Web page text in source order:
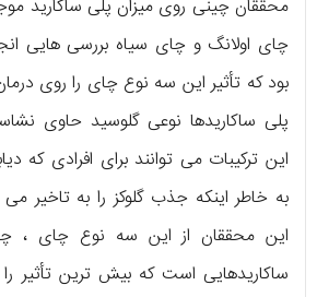
محققان چینی روی میزان پلی ساکارید
چای اولانگ و چای سیاه بررسی‌ هایی
بود که تأثیر این سه نوع چای را روی
پلی ساکاریدها نوعی گلوسید حاوی
این ترکیبات می‌ توانند برای افرادی که
به خاطر اینکه جذب گلوکز را به تاخیر
این محققان از این سه نوع چای ،
ساکاریدهایی است که بیش‌ ترین تأثیر